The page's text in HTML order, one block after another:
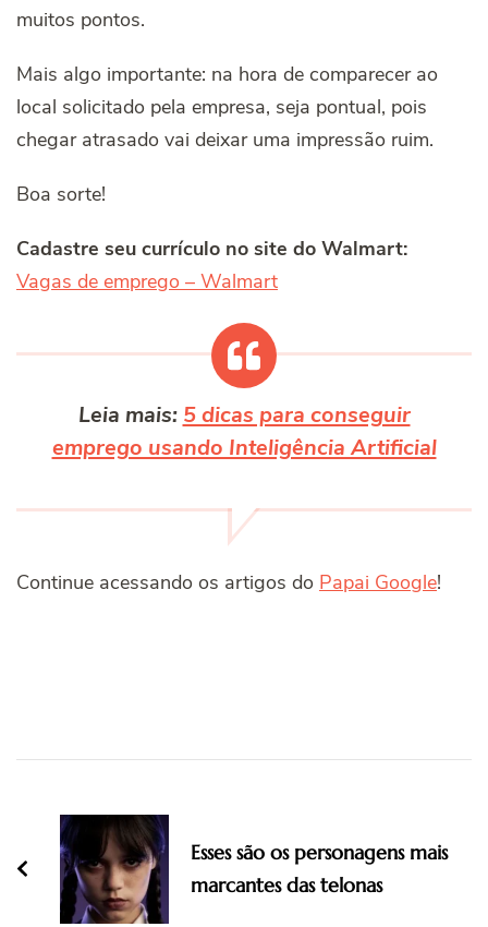
muitos pontos.
Mais algo importante: na hora de comparecer ao
local solicitado pela empresa, seja pontual, pois
chegar atrasado vai deixar uma impressão ruim.
Boa sorte!
Cadastre seu currículo no site do Walmart:
Vagas de emprego – Walmart
Leia mais: 5 dicas para conseguir
emprego usando Inteligência Artificial
Continue acessando os artigos do Papai Google!
Navigation
Esses são os personagens mais
marcantes das telonas